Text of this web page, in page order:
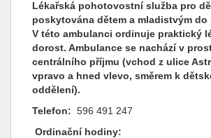
Lékařská pohotovostní služba pro
poskytována dětem a mladistvým do
V této ambulanci ordinuje praktický
dorost. Ambulance se nachází v
centrálního příjmu (vchod z ulice
vpravo a hned vlevo, směrem k
oddělení).
Telefon: 596 491 247
Ordinační hodiny: